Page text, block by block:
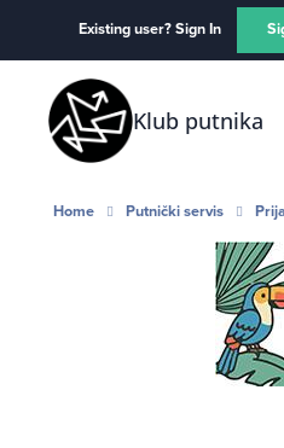
Existing user? Sign In
Klub putnika
Home Putnički servis